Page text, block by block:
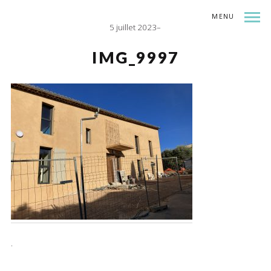
MENU
5 juillet 2023
IMG_9997
.